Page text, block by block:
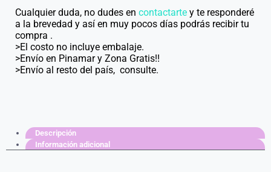
Cualquier duda, no dudes en contactarte y te responderé
a la brevedad y así en muy pocos días podrás recibir tu
compra .
>El costo no incluye embalaje.
>Envío en Pinamar y Zona Gratis!!
>Envío al resto del país, consulte.
Descripción
Información adicional